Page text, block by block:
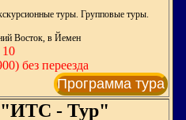
туры. Групповые туры.
Восток, в Йемен
без переезда
Программа тура
- Тур"